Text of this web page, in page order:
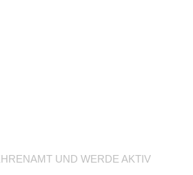
UND WERDE AKTIV